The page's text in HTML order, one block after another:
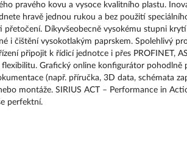
pravého kovu a vysoce kvalitního plastu.
hravě jednou rukou a bez použití
Díkyvšeobecně vysokému stupni
i čištění vysokotlakým paprskem. Spolehlivý
připojit k řídicí jednotce i přes PROFINET,
Grafický online konfigurátor
(např. příručka, 3D data, schémata
montáže. SIRIUS ACT – Performance in
perfektní.